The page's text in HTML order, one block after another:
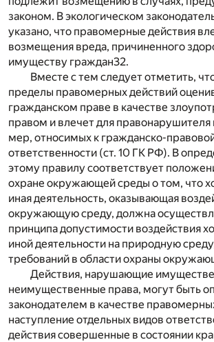
законом. В экологическом
указано, что правомерные действия
возмещения вреда, причиненного
имуществу граждан32.
Вместе с тем следует отметить,
пределы правомерных действий
гражданском праве в качестве
правом и влечет для правонарушителя
мер, относимых к гражданско-
ответственности (ст. 10 ГК РФ). В
этому правилу соответствует
охране окружающей среды о том, что
иная деятельность, оказывающая
окружающую среду, должна
принципа допустимости воздействия
иной деятельности на природную
требований в области охраны
Действия, нарушающие
неимущественные права, могут быть
законодателем в качестве
наступление отдельных видов
действия совершенные в состоянии